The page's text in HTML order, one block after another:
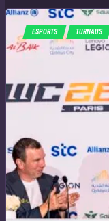
ESPORTS TURNAUS